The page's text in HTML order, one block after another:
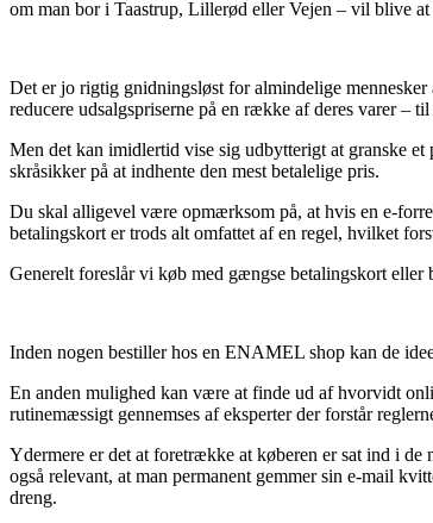
om man bor i Taastrup, Lillerød eller Vejen – vil blive
Det er jo rigtig gnidningsløst for almindelige
reducere udsalgspriserne på en række af deres varer –
Men det kan imidlertid vise sig udbytterigt at granske
skråsikker på at indhente den mest betalelige pris.
Du skal alligevel være opmærksom på, at hvis en e-
betalingskort er trods alt omfattet af en regel, hvilket
Generelt foreslår vi køb med gængse betalingskort
Inden nogen bestiller hos en ENAMEL shop kan de
En anden mulighed kan være at finde ud af hvorvidt
rutinemæssigt gennemses af eksperter der forstår
Ydermere er det at foretrække at køberen er sat ind i
også relevant, at man permanent gemmer sin e-mail
dreng.